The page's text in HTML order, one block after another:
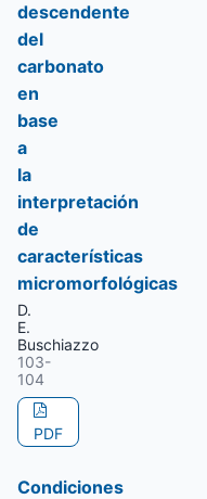
descendente
del
carbonato
en
base
a
la
interpretación
de
características
micromorfológicas
D.
E.
Buschiazzo
103-
104
PDF
Condiciones